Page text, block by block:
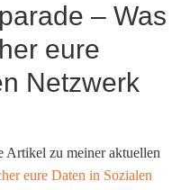
– Was
eure
Netzwerk
Artikel zu meiner aktuellen
eure Daten in Sozialen